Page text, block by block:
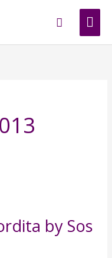
Buscar
by Sos